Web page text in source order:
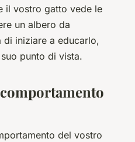
il vostro gatto vede le
un albero da
iniziare a educarlo,
punto di vista.
del vostro